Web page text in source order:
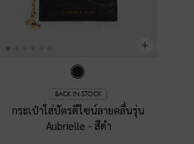
BACK IN STOCK
กระเป๋าใส่บัตรดีไซน์ลายคลื่นรุ่น
Aubrielle - สีดำ